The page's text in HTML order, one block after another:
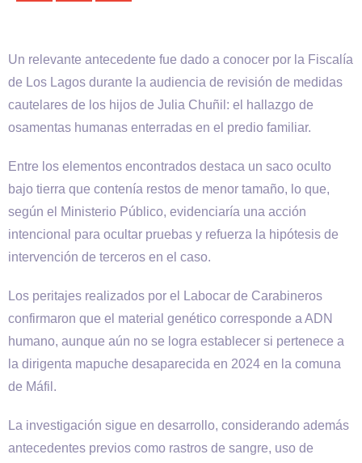
Un relevante antecedente fue dado a conocer por la Fiscalía
de Los Lagos durante la audiencia de revisión de medidas
cautelares de los hijos de Julia Chuñil: el hallazgo de
osamentas humanas enterradas en el predio familiar.
Entre los elementos encontrados destaca un saco oculto
bajo tierra que contenía restos de menor tamaño, lo que,
según el Ministerio Público, evidenciaría una acción
intencional para ocultar pruebas y refuerza la hipótesis de
intervención de terceros en el caso.
Los peritajes realizados por el Labocar de Carabineros
confirmaron que el material genético corresponde a ADN
humano, aunque aún no se logra establecer si pertenece a
la dirigenta mapuche desaparecida en 2024 en la comuna
de Máfil.
La investigación sigue en desarrollo, considerando además
antecedentes previos como rastros de sangre, uso de